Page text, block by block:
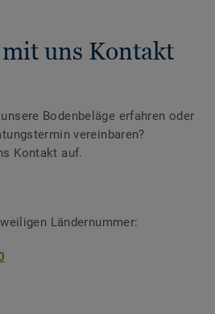
uns Kontakt
Bodenbeläge erfahren oder
vereinbaren?
Kontakt auf.
Ländernummer: